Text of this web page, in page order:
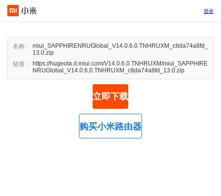
登录
名称：
miui_SAPPHIRENRUGlobal_V14.0.6.0.TNHRUXM_c8da74a8fd_
13.0.zip
链接：
https://hugeota.d.miui.com/V14.0.6.0.TNHRUXM/miui_SAPPHIRE
NRUGlobal_V14.0.6.0.TNHRUXM_c8da74a8fd_13.0.zip
立即下载
购买小米路由器